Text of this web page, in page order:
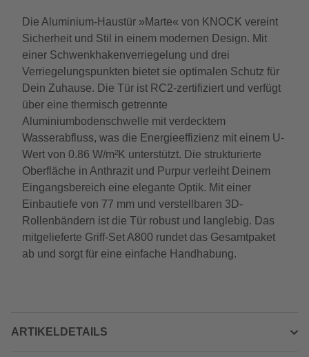
Die Aluminium-Haustür »Marte« von KNOCK vereint
Sicherheit und Stil in einem modernen Design. Mit
einer Schwenkhakenverriegelung und drei
Verriegelungspunkten bietet sie optimalen Schutz für
Dein Zuhause. Die Tür ist RC2-zertifiziert und verfügt
über eine thermisch getrennte
Aluminiumbodenschwelle mit verdecktem
Wasserabfluss, was die Energieeffizienz mit einem U-
Wert von 0.86 W/m²K unterstützt. Die strukturierte
Oberfläche in Anthrazit und Purpur verleiht Deinem
Eingangsbereich eine elegante Optik. Mit einer
Einbautiefe von 77 mm und verstellbaren 3D-
Rollenbändern ist die Tür robust und langlebig. Das
mitgelieferte Griff-Set A800 rundet das Gesamtpaket
ab und sorgt für eine einfache Handhabung.
ARTIKELDETAILS